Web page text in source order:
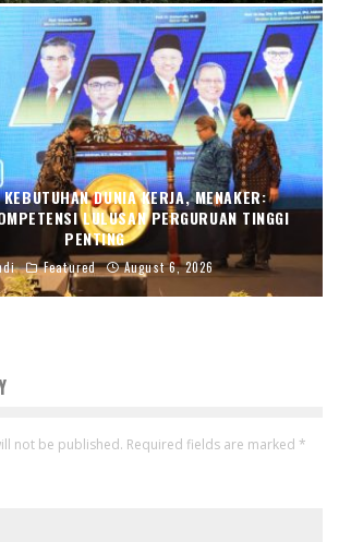
KEBUTUHAN DUNIA KERJA, MENAKER:
LULUSAN PERGURUAN TINGGI
PENTING
Featured August 6, 2026
not be published. Required fields are marked *